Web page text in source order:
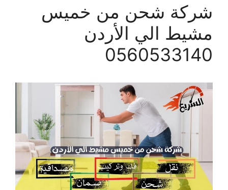
شركة شحن من خميس
مشيط الي الأردن
0560533140